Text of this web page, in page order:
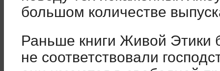
большом количестве
Раньше книги Живой Этики
не соответствовали